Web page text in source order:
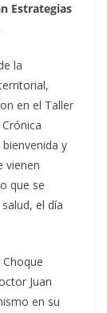
Estrategias
la
en el Taller
y
vienen
que se
el día
Juan
en su